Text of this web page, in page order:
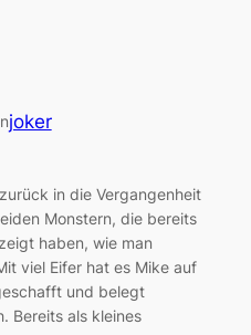
joker
in die Vergangenheit
Monstern, die bereits
haben, wie man
viel Eifer hat es Mike auf
und belegt
Bereits als kleines